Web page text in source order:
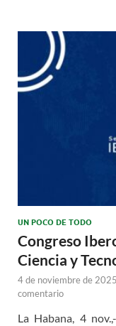
UN POCO DE TODO
Congreso
Ciencia y
4 de noviembre de 2025
comentario
La Habana, 4